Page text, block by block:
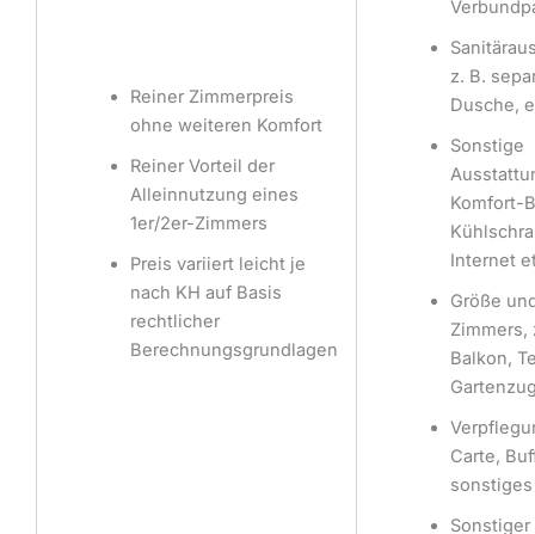
Reiner Zimmerpreis
ohne weiteren Komfort
Reiner Vorteil der
Alleinnutzung eines
1er/2er-Zimmers
Preis variiert leicht je
nach KH auf Basis
rechtlicher
Berechnungsgrundlagen
z. B.
Dusche,
Sonstige
Komfort-
Internet
Größe
Zimmers,
Balkon,
Carte,
sonstiges
Sonstiger